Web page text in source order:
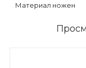
Материал ножен